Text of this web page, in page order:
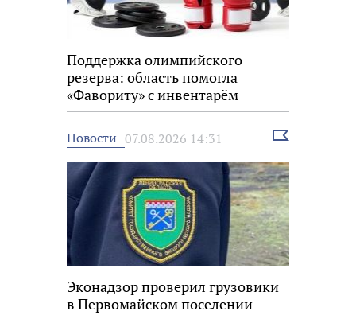
Поддержка олимпийского
резерва: область помогла
«Фавориту» с инвентарём
Новости 07.08.2026 14:31
Выбрать
Эконадзор проверил грузовики
в Первомайском поселении